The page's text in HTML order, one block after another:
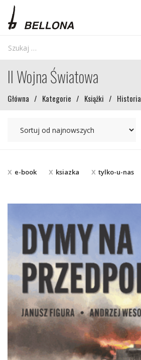
II Wojna Światowa
Główna / Kategorie / Książki / Historia
e-book ksiazka tylko-u-nas